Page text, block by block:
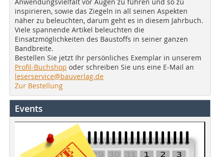
Anwendungsvielfalt vor Augen zu führen und so zu
inspirieren, sowie das Ziegeln in all seinen Aspekten
näher zu beleuchten, darum geht es in diesem Jahrbuch.
Viele spannende Artikel beleuchten die
Einsatzmöglichkeiten des Baustoffs in seiner ganzen
Bandbreite.
Bestellen Sie jetzt Ihr persönliches Exemplar in unserem
Profil-Buchshop oder schreiben Sie uns eine E-Mail an
leserservice@bauverlag.de
Zur Bestellung
Events